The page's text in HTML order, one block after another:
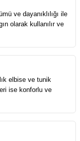
ve dayanıklılığı ile
olarak kullanılır ve
elbise ve tunik
ise konforlu ve